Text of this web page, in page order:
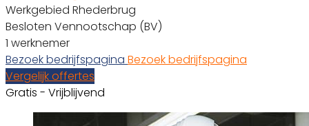
Werkgebied Rhederbrug
Besloten Vennootschap (BV)
1 werknemer
Bezoek bedrijfspagina Bezoek bedrijfspagina
Vergelijk offertes
Gratis - Vrijblijvend